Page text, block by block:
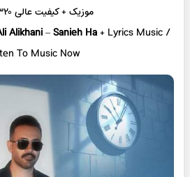
موزیک + کیفیت عالی ۳۲۰ و ۱۲۸
Alikhani–Sanieh Ha+ Lyrics Music /
To Music Now